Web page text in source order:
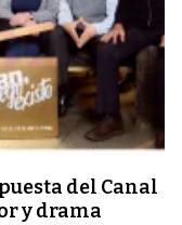
del Canal
y drama